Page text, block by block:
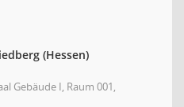
(Hessen)
Gebäude I, Raum 001,